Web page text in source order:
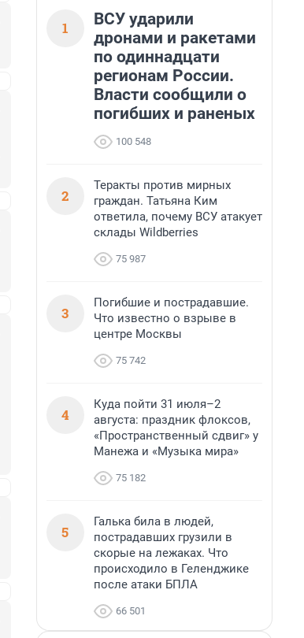
1
ВСУ ударили
дронами и ракетами
по одиннадцати
регионам России.
Власти сообщили о
погибших и раненых
100 548
2
Теракты против мирных
граждан. Татьяна Ким
ответила, почему ВСУ атакует
склады Wildberries
75 987
3
Погибшие и пострадавшие.
Что известно о взрыве в
центре Москвы
75 742
4
Куда пойти 31 июля–2
августа: праздник флоксов,
«Пространственный сдвиг» у
Манежа и «Музыка мира»
75 182
5
Галька била в людей,
пострадавших грузили в
скорые на лежаках. Что
происходило в Геленджике
после атаки БПЛА
66 501